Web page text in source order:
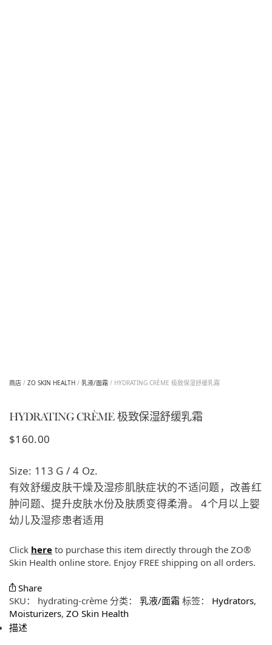
商店 / ZO SKIN HEALTH / 乳液/面霜 / HYDRATING CRÈME 极致保湿舒缓乳霜
HYDRATING CRÈME 极致保湿舒缓乳霜
$160.00
Size: 113 G / 4 Oz.
有效舒缓皮肤干燥及湿疹肌肤症状的不适问题，改善红
肿问题、提升皮肤水份及肤质变得柔滑。 4个月以上婴
幼儿及湿疹患者适用
Click here to purchase this item directly through the ZO®
Skin Health online store. Enjoy FREE shipping on all orders.
Share
SKU： hydrating-crème 分类： 乳液/面霜 标签： Hydrators,
Moisturizers, ZO Skin Health
描述